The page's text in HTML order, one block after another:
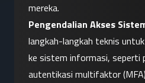
mereka.
Pengendalian Akses
langkah-langkah teknis
ke sistem informasi, seperti
autentikasi multifaktor